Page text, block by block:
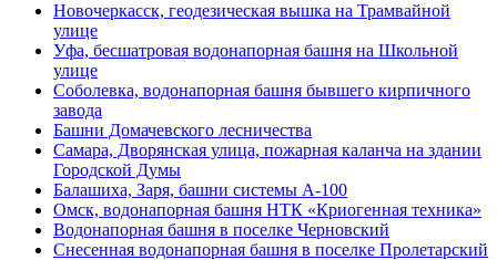
Новочеркасск, геодезическая вышка на Трамвайной
улице
Уфа, бесшатровая водонапорная башня на Школьной
улице
Соболевка, водонапорная башня бывшего кирпичного
завода
Башни Домачевского лесничества
Самара, Дворянская улица, пожарная каланча на здании
Городской Думы
Балашиха, Заря, башни системы А-100
Омск, водонапорная башня НТК «Криогенная техника»
Водонапорная башня в поселке Черновский
Снесенная водонапорная башня в поселке Пролетарский